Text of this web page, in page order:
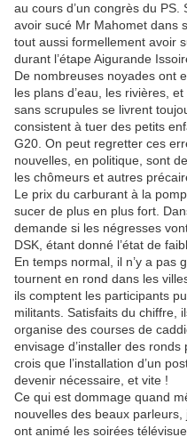
au cours d’un congrès du
avoir sucé Mr Mahomet dans
tout aussi formellement avoir
durant l’étape Aigurande
De nombreuses noyades ont
les plans d’eau, les rivières,
sans scrupules se livrent
consistent à tuer des petits
G20. On peut regretter ces
nouvelles, en politique, sont
les chômeurs et autres
Le prix du carburant à la
sucer de plus en plus fort.
demande si les négresses
DSK, étant donné l’état de
En temps normal, il n’y a pas
tournent en rond dans les
ils comptent les participants
militants. Satisfaits du chiffre,
organise des courses de
envisage d’installer des
crois que l’installation d’un
devenir nécessaire, et vite !
Ce qui est dommage quand
nouvelles des beaux
ont animé les soirées